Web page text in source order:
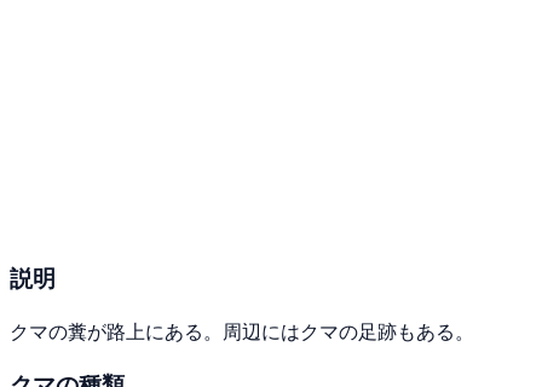
説明
クマの糞が路上にある。周辺にはクマの足跡もある。